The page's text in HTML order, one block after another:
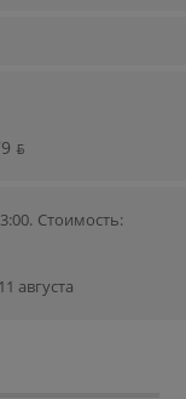
ƃ
Стоимость:
11 августа